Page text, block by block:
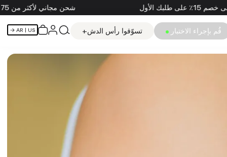
على طلبك الأول شحن مجاني لأكثر من 75 دولارًا
قُم بإجراء الاختبار تسوّقوا رأس الدش+ AR | US →